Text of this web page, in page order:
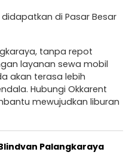
di Pasar Besar
tanpa repot
layanan sewa mobil
akan terasa lebih
Hubungi Okkarent
mewujudkan liburan
Palangkaraya